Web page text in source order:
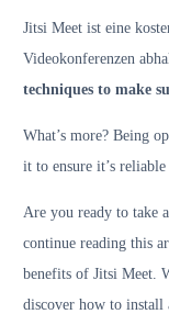
Jitsi Meet ist eine
Videokonferenzen
techniques to make
What’s more? Being
it to ensure it’s
Are you ready to take
continue reading this
benefits of Jitsi Meet.
discover how to install